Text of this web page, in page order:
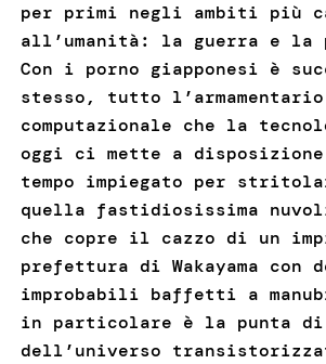
per primi negli ambiti più
all’umanità: la guerra e la
Con i porno giapponesi è
stesso, tutto
computazionale che la
oggi ci mette a
tempo impiegato per
quella fastidiosissima
che copre il cazzo di un
prefettura di Wakayama con
improbabili baffetti a
in particolare è la punta di
dell’universo